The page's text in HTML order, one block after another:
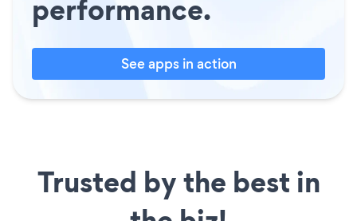
performance.
See apps in action
Trusted by the best in